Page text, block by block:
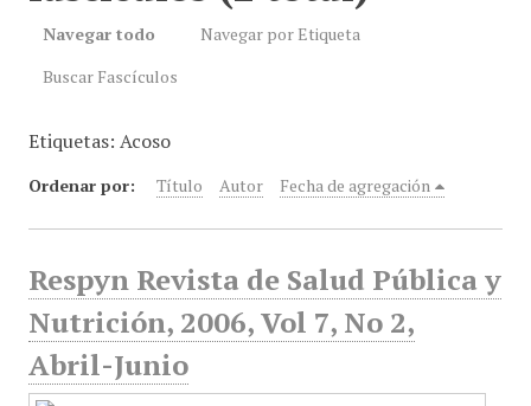
Navegar todo
Navegar por Etiqueta
Buscar Fascículos
Etiquetas: Acoso
Ordenar por: Título Autor Fecha de agregación
Respyn Revista de Salud Pública y
Nutrición, 2006, Vol 7, No 2,
Abril-Junio